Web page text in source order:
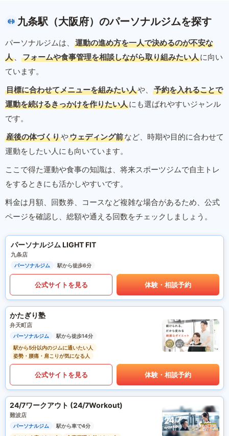
九条駅（大阪府）のパーソナルジムを探す
パーソナルジムは、
運動の進め方を一人で決めるのが不安な
人 、 フォームや食事管理を相談しながら取り組みたい人に向い
ています。
目標に合わせてメニューを組みたい人や、
予約を入れることで
運動を続けるきっかけを作りたい人にも選ばれやすいジャンル
です。
産後の体づくりやウェディング前など、時期や目的に合わせて
運動をしたい人にも向いています。
ここで得た運動や食事の知識は、将来スポーツジムで自主トレ
をするときにも活かしやすいです。
料金は月額、回数券、コースなど複雑な場合があるため、公式
ページを確認し、総額や通える回数をチェックしましょう。
パーソナルジム LIGHT FIT
九条店
パーソナルジム 駅から徒歩6分
公式サイトを見る 体験・相談予約
かたぎり塾
弁天町店
パーソナルジム
駅から徒歩14分
駅から5分以内のジムに通いたい人
姿勢・腰痛・肩こりが気になる人
公式サイトを見る 体験・相談予約
24/7ワークアウト (24/7Workout)
難波店
パーソナルジム
駅から車で4分